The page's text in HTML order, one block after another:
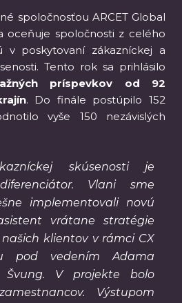
spoločnosťou ARCET Global
oceňuje spoločnosti z celého
v poskytovaní zákazníckej a
Tento rok sa prihlásilo
príspevkov od 92
. Do finále postúpilo 152
vyše 150 nezávislých
skúsenosti je
Vlani sme
implementovali novú
vrátane stratégie
klientov v rámci CX
pod vedením Adama
V projekte bolo
Výstupom